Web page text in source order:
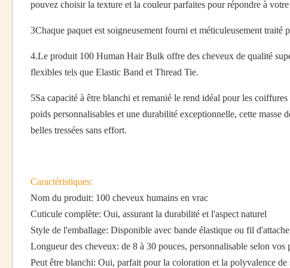
pouvez choisir la texture et la couleur parfaites pour répondre à
3Chaque paquet est soigneusement fourni et méticuleusement traité
4.Le produit 100 Human Hair Bulk offre des cheveux de qualité
flexibles tels que Elastic Band et Thread Tie.
5Sa capacité à être blanchi et remanié le rend idéal pour les
poids personnalisables et une durabilité exceptionnelle, cette
belles tressées sans effort.
Caractéristiques:
Nom du produit: 100 cheveux humains en vrac
Cuticule complète: Oui, assurant la durabilité et l'aspect naturel
Style de l'emballage: Disponible avec bande élastique ou fil
Longueur des cheveux: de 8 à 30 pouces, personnalisable selon vos
Peut être blanchi: Oui, parfait pour la coloration et la polyvalence de